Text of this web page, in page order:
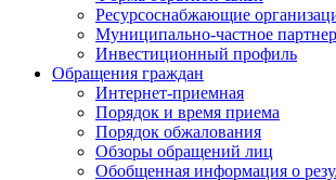
Ресурсоснабжающие
Муниципально-частное
Инвестиционный профиль
Обращения граждан
Интернет-приемная
Порядок и время приема
Порядок обжалования
Обзоры обращений лиц
Обобщенная информация о